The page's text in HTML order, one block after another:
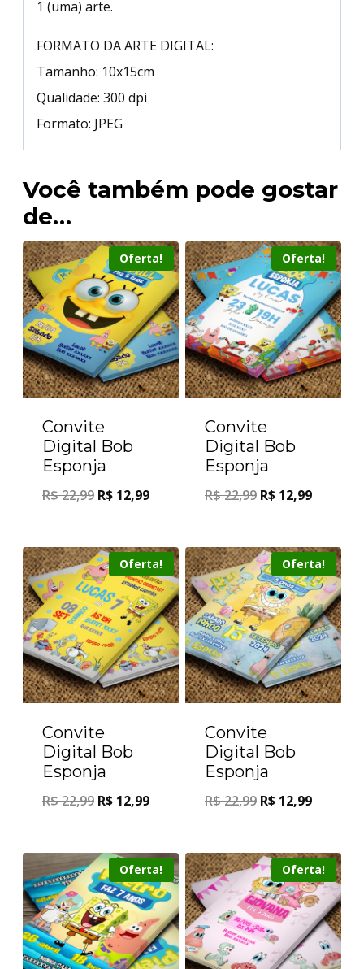
1 (uma) arte.
FORMATO DA ARTE DIGITAL:
Tamanho: 10x15cm
Qualidade: 300 dpi
Formato: JPEG
Você também pode gostar
de…
Oferta!
Convite
Digital Bob
Esponja
R$22,99 R$ 12,99
Oferta!
Convite
Digital Bob
Esponja
R$22,99 R$ 12,99
Oferta!
Convite
Digital Bob
Esponja
R$22,99 R$ 12,99
Oferta!
Convite
Digital Bob
Esponja
R$22,99 R$ 12,99
Oferta! Oferta!